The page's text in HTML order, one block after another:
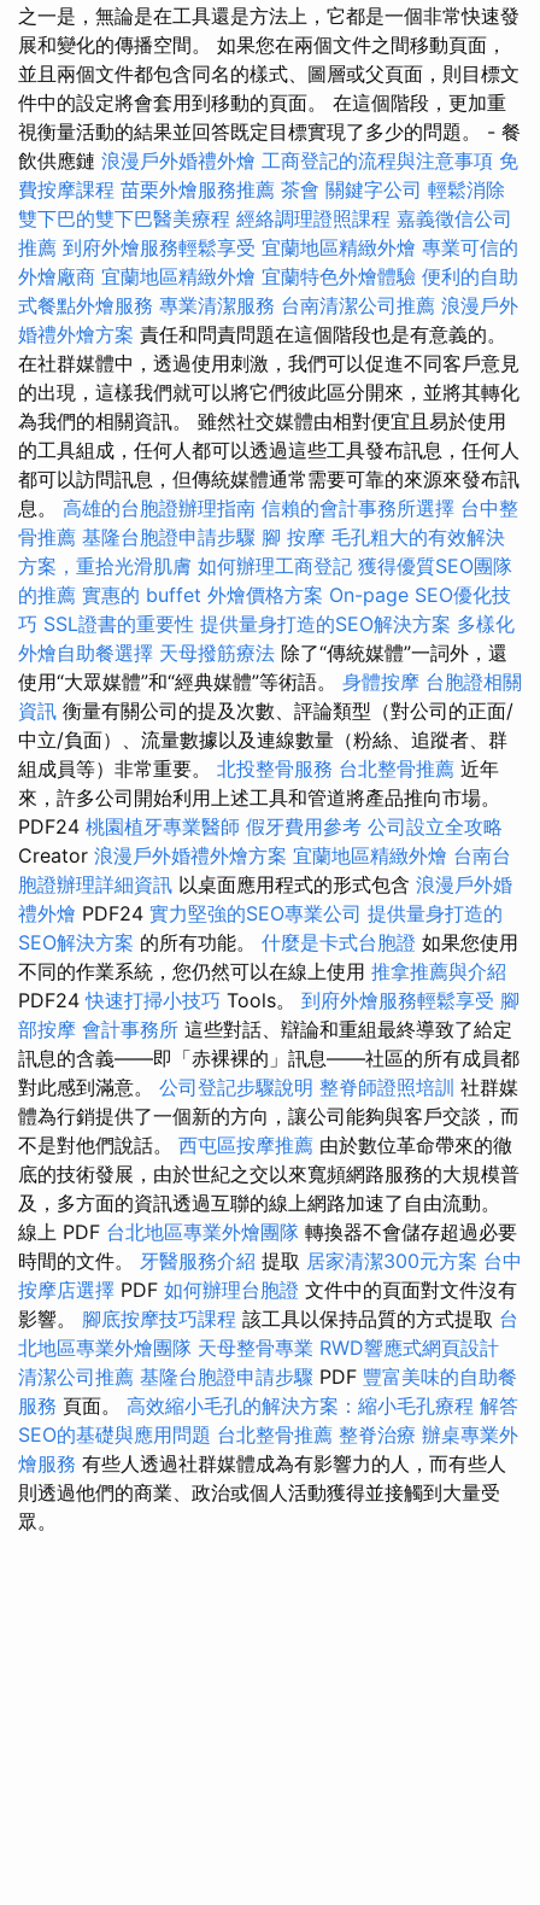
之一是，無論是在工具還是方法上，它都是一個非常快速發
展和變化的傳播空間。 如果您在兩個文件之間移動頁面，
並且兩個文件都包含同名的樣式、圖層或父頁面，則目標文
件中的設定將會套用到移動的頁面。 在這個階段，更加重
視衡量活動的結果並回答既定目標實現了多少的問題。 - 餐
飲供應鏈 浪漫戶外婚禮外燴 工商登記的流程與注意事項 免
費按摩課程 苗栗外燴服務推薦 茶會 關鍵字公司 輕鬆消除
雙下巴的雙下巴醫美療程 經絡調理證照課程 嘉義徵信公司
推薦 到府外燴服務輕鬆享受 宜蘭地區精緻外燴 專業可信的
外燴廠商 宜蘭地區精緻外燴 宜蘭特色外燴體驗 便利的自助
式餐點外燴服務 專業清潔服務 台南清潔公司推薦 浪漫戶外
婚禮外燴方案 責任和問責問題在這個階段也是有意義的。
在社群媒體中，透過使用刺激，我們可以促進不同客戶意見
的出現，這樣我們就可以將它們彼此區分開來，並將其轉化
為我們的相關資訊。 雖然社交媒體由相對便宜且易於使用
的工具組成，任何人都可以透過這些工具發布訊息，任何人
都可以訪問訊息，但傳統媒體通常需要可靠的來源來發布訊
息。 高雄的台胞證辦理指南 信賴的會計事務所選擇 台中整
骨推薦 基隆台胞證申請步驟 腳 按摩 毛孔粗大的有效解決
方案，重拾光滑肌膚 如何辦理工商登記 獲得優質SEO團隊
的推薦 實惠的 buffet 外燴價格方案 On-page SEO優化技
巧 SSL證書的重要性 提供量身打造的SEO解決方案 多樣化
外燴自助餐選擇 天母撥筋療法 除了“傳統媒體”一詞外，還
使用“大眾媒體”和“經典媒體”等術語。 身體按摩 台胞證相關
資訊 衡量有關公司的提及次數、評論類型（對公司的正面/
中立/負面）、流量數據以及連線數量（粉絲、追蹤者、群
組成員等）非常重要。 北投整骨服務 台北整骨推薦 近年
來，許多公司開始利用上述工具和管道將產品推向市場。
PDF24 桃園植牙專業醫師 假牙費用參考 公司設立全攻略
Creator 浪漫戶外婚禮外燴方案 宜蘭地區精緻外燴 台南台
胞證辦理詳細資訊 以桌面應用程式的形式包含 浪漫戶外婚
禮外燴 PDF24 實力堅強的SEO專業公司 提供量身打造的
SEO解決方案 的所有功能。 什麼是卡式台胞證 如果您使用
不同的作業系統，您仍然可以在線上使用 推拿推薦與介紹
PDF24快速打掃小技巧 Tools。 到府外燴服務輕鬆享受 腳
部按摩 會計事務所 這些對話、辯論和重組最終導致了給定
訊息的含義——即「赤裸裸的」訊息——社區的所有成員都
對此感到滿意。 公司登記步驟說明 整脊師證照培訓 社群媒
體為行銷提供了一個新的方向，讓公司能夠與客戶交談，而
不是對他們說話。 西屯區按摩推薦 由於數位革命帶來的徹
底的技術發展，由於世紀之交以來寬頻網路服務的大規模普
及，多方面的資訊透過互聯的線上網路加速了自由流動。
線上 PDF 台北地區專業外燴團隊 轉換器不會儲存超過必要
時間的文件。 牙醫服務介紹 提取 居家清潔300元方案 台中
按摩店選擇 PDF 如何辦理台胞證 文件中的頁面對文件沒有
影響。 腳底按摩技巧課程 該工具以保持品質的方式提取 台
北地區專業外燴團隊 天母整骨專業 RWD響應式網頁設計
清潔公司推薦 基隆台胞證申請步驟 PDF 豐富美味的自助餐
服務 頁面。 高效縮小毛孔的解決方案：縮小毛孔療程 解答
SEO的基礎與應用問題 台北整骨推薦 整脊治療 辦桌專業外
燴服務 有些人透過社群媒體成為有影響力的人，而有些人
則透過他們的商業、政治或個人活動獲得並接觸到大量受
眾。